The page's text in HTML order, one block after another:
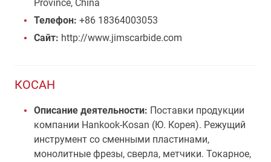
Province, China
Телефон: +86 18364003053
Сайт: http://www.jimscarbide.com
КОСАН
Описание деятельности: Поставки продукции
компании Hankook-Kosan (Ю. Корея). Режущий
инструмент со сменными пластинами,
монолитные фрезы, сверла, метчики. Токарное,